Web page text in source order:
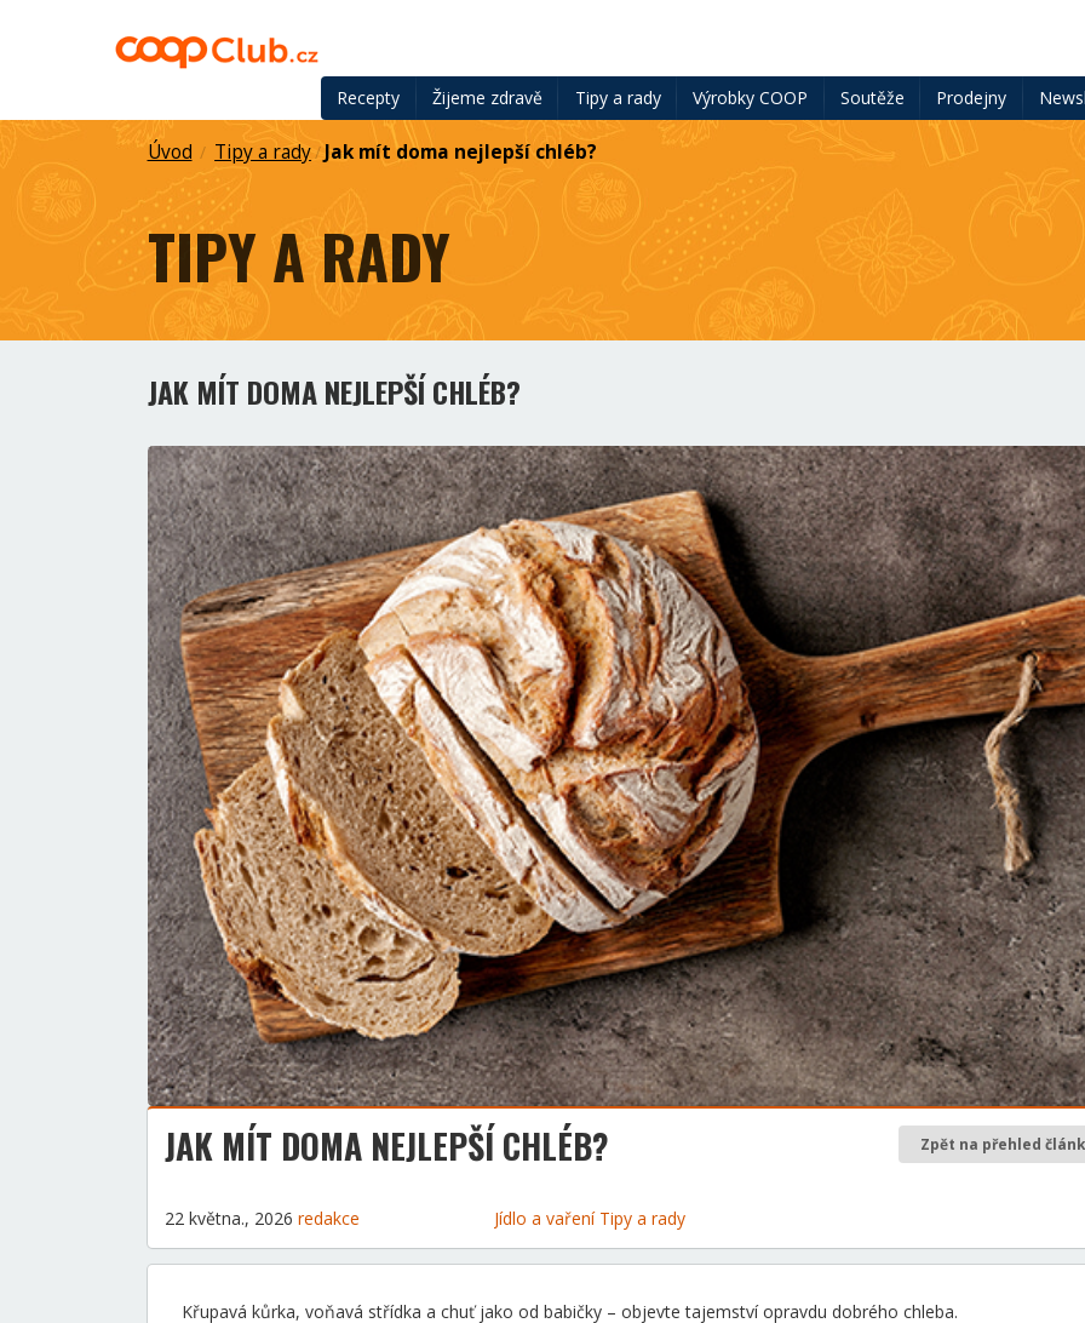
Recepty Žijeme zdravě Tipy a rady Výrobky COOP Soutěže Prodejny
Úvod / Tipy a rady/ Jak mít doma nejlepší chléb?
TIPY A RADY
JAK MÍT DOMA NEJLEPŠÍ CHLÉB?
JAK MÍT DOMA NEJLEPŠÍ CHLÉB? Zpět na přehled
22 května., 2026 redakce Jídlo a vaření Tipy a rady
Křupavá kůrka, voňavá střídka a chuť jako od babičky – objevte tajemství opravdu dobrého chleba.